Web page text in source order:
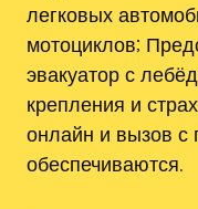
легковых
мотоциклов;
эвакуатор с
крепления и
онлайн и вызов с
обеспечиваются.